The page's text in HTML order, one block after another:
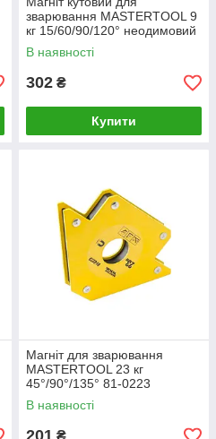
зварювання MASTERTOOL 9
кг 15/60/90/120° неодимовий
магніт 81-0206
В наявності
302 ₴
Купити
Магніт для зварювання
MASTERTOOL 23 кг
45°/90°/135° 81-0223
В наявності
201 ₴